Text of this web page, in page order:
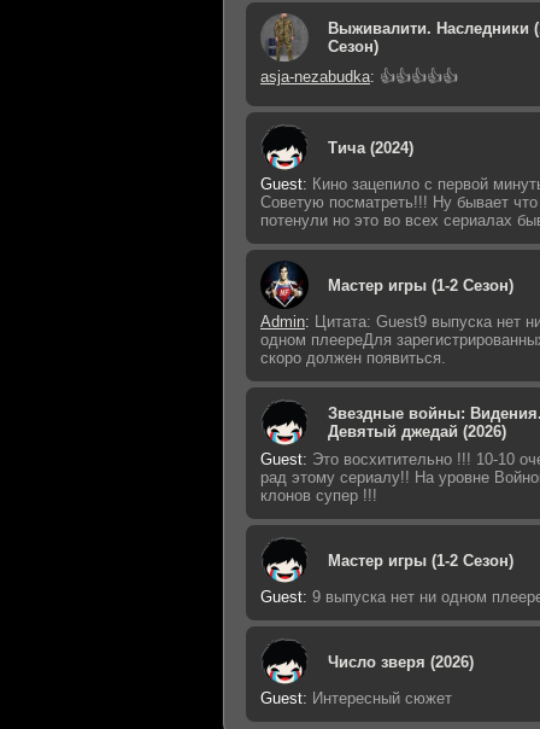
Выживалити. Наследники
Сезон)
asja-nezabudka: 👍👍👍👍👍
Тича (2024)
Guest: Кино зацепило с первой
Советую посматреть!!! Ну бывает что
потенули но это во всех сериалах
Мастер игры (1-2 Сезон)
Admin: Цитата: Guest9 выпуска нет
одном плеереДля
скоро должен появиться.
Звездные войны: Видения.
Девятый джедай (2026)
Guest: Это восхитительно !!! 10-10
рад этому сериалу!! На уровне
клонов супер !!!
Мастер игры (1-2 Сезон)
Guest: 9 выпуска нет ни одном
Число зверя (2026)
Guest: Интересный сюжет